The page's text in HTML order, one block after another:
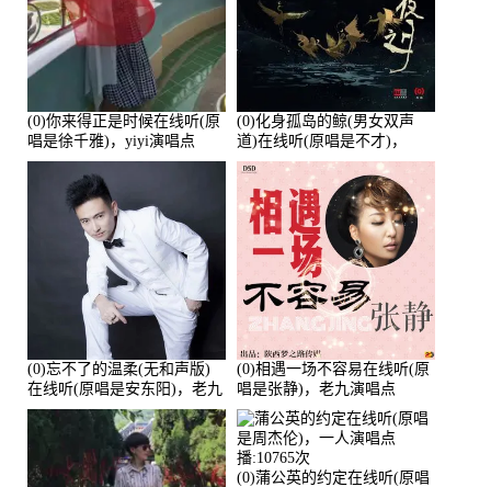
(0)你来得正是时候在线听(原
唱是徐千雅)，yiyi演唱点
播:21991次
(0)化身孤岛的鲸(男女双声
道)在线听(原唱是不才)，
HGBai演唱点播:19428次
(0)忘不了的温柔(无和声版)
在线听(原唱是安东阳)，老九
演唱点播:17392次
(0)相遇一场不容易在线听(原
唱是张静)，老九演唱点
播:11453次
(0)蒲公英的约定在线听(原唱